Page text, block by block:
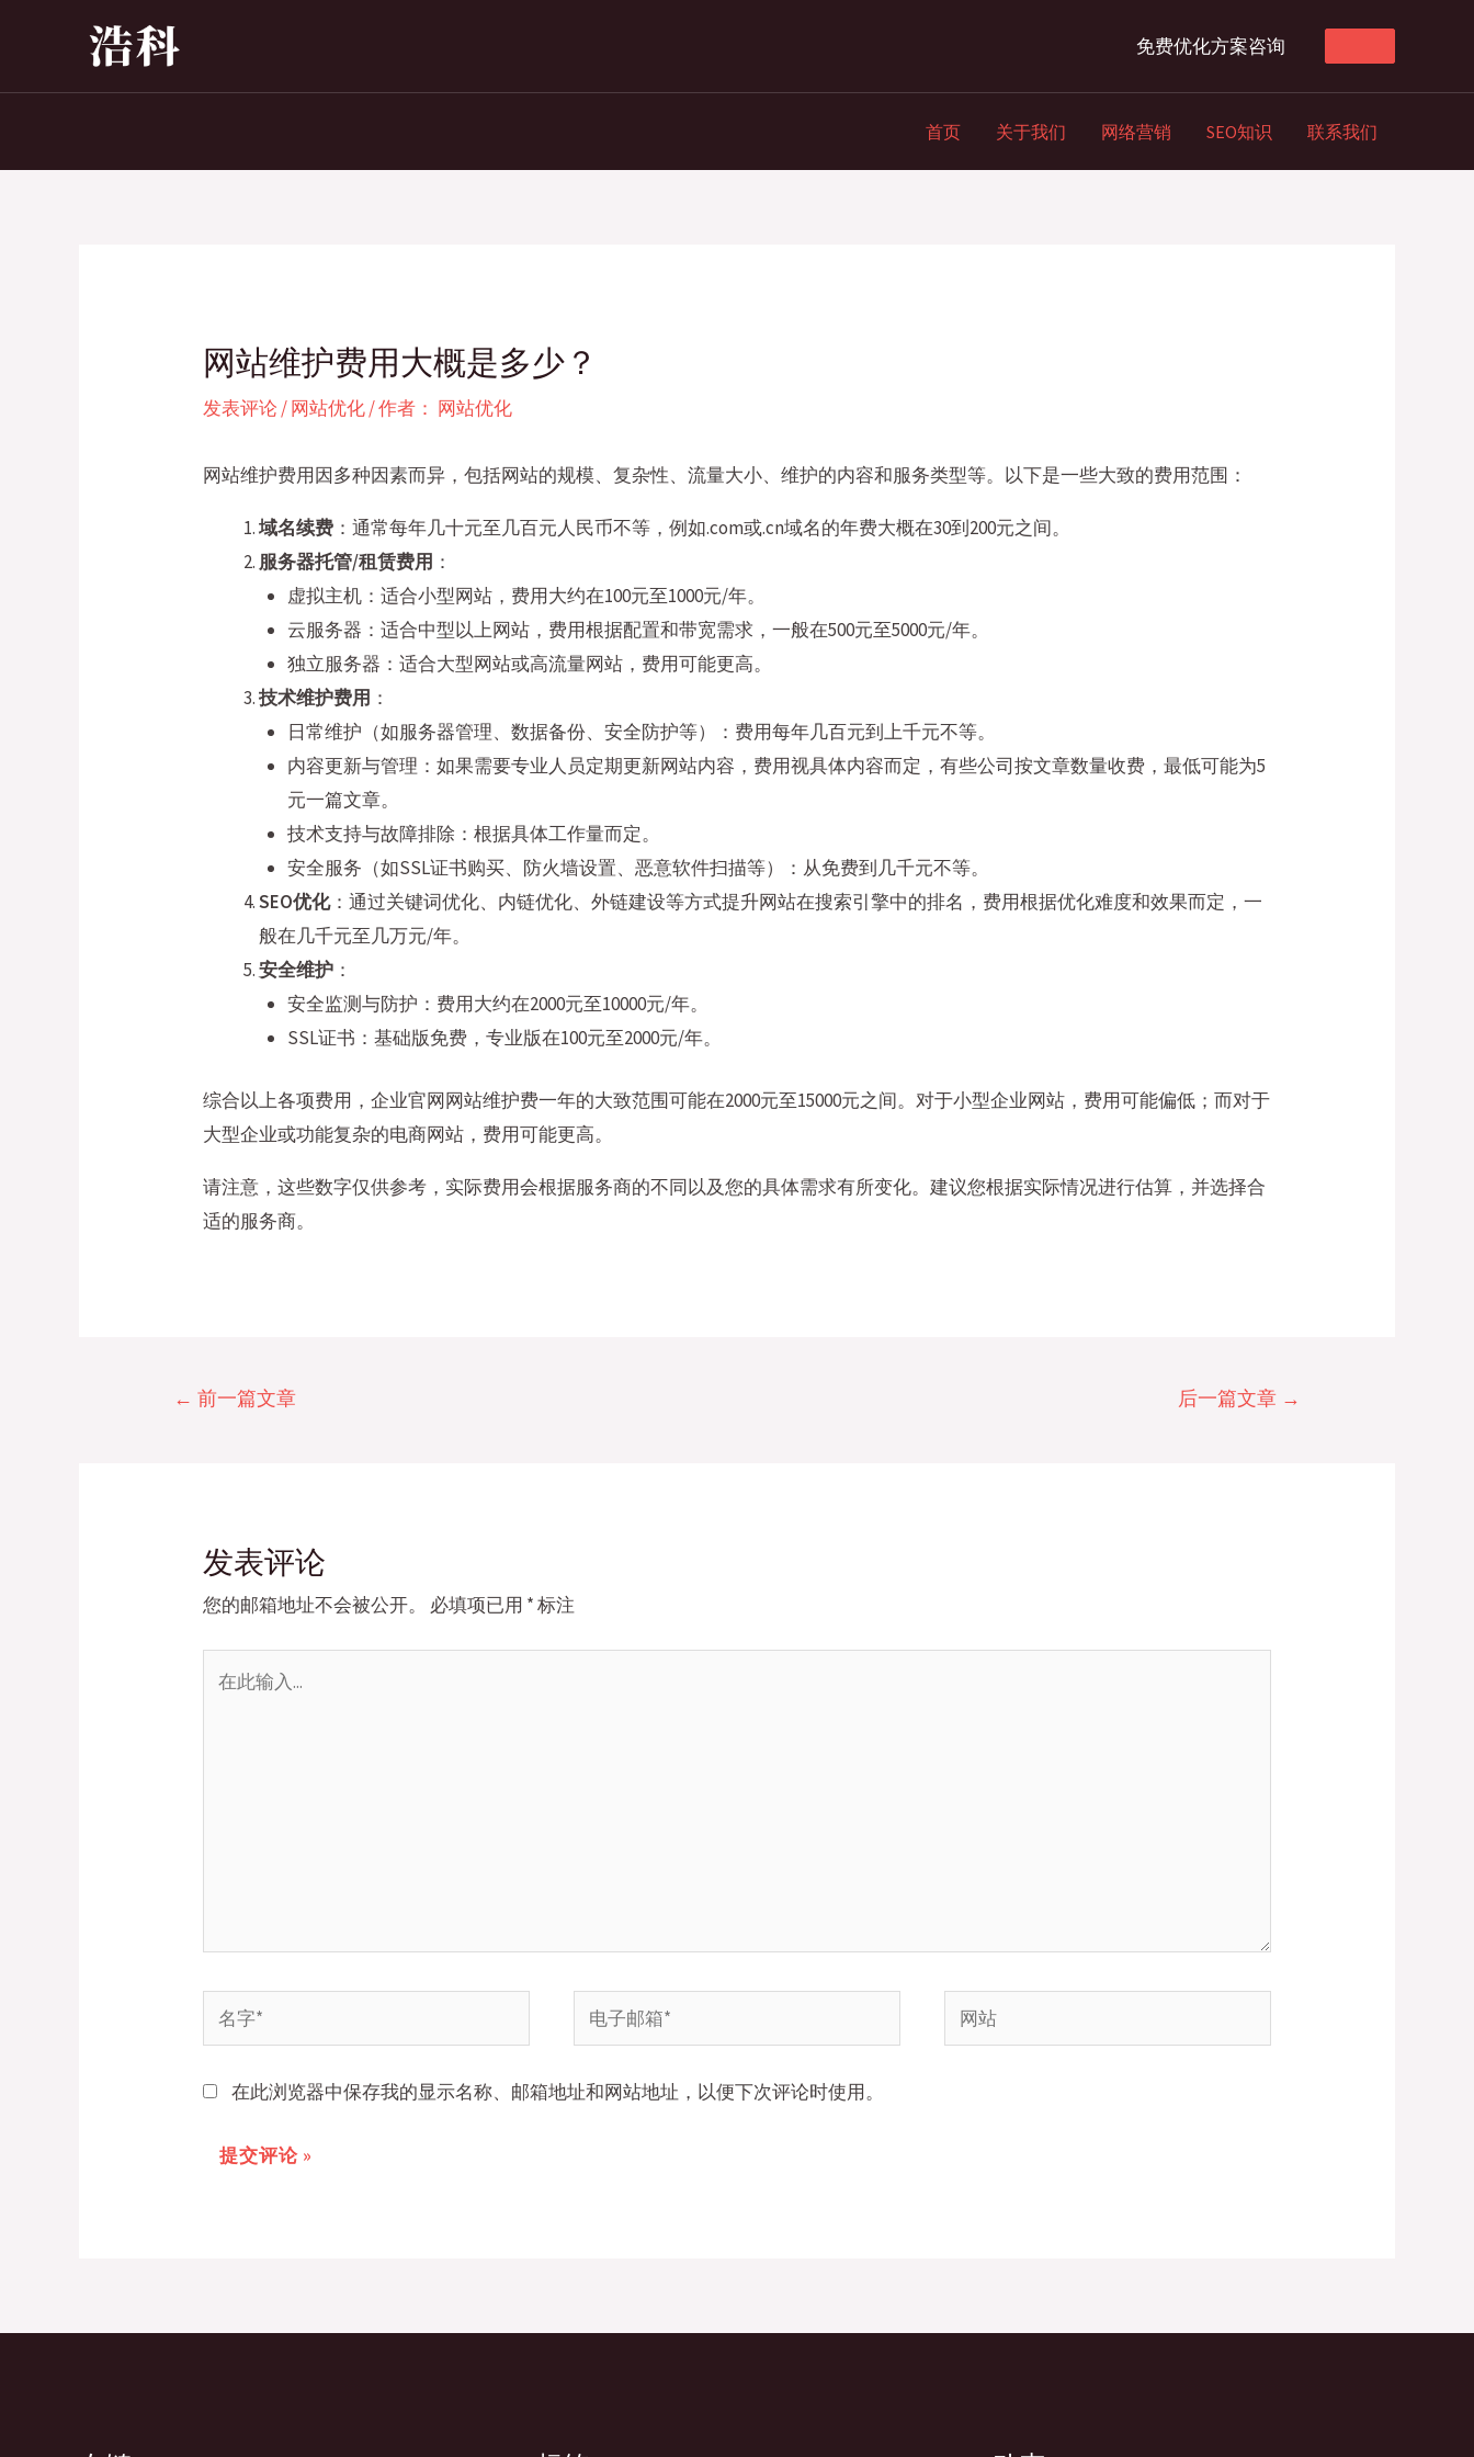
免费优化方案咨询
首页 关于我们 网络营销 SEO知识 联系我们
网站维护费用大概是多少？
发表评论 /网站优化/ 作者： 网站优化
网站维护费用因多种因素而异，包括网站的规模、复杂性、流量大小、维护的内容和服务类型等。以下是一些大致的费用范围：
域名续费 ：通常每年几十元至几百元人民币不等，例如.com或.cn域名的年费大概在30到200元之间。
服务器托管/租赁费用 ：
虚拟主机：适合小型网站，费用大约在100元至1000元/年。
云服务器：适合中型以上网站，费用根据配置和带宽需求，一般在500元至5000元/年。
独立服务器：适合大型网站或高流量网站，费用可能更高。
技术维护费用 ：
日常维护（如服务器管理、数据备份、安全防护等）：费用每年几百元到上千元不等。
内容更新与管理：如果需要专业人员定期更新网站内容，费用视具体内容而定，有些公司按文章数量收费，最低可能为5
元一篇文章。
技术支持与故障排除：根据具体工作量而定。
安全服务（如SSL证书购买、防火墙设置、恶意软件扫描等）：从免费到几千元不等。
SEO优化：通过关键词优化、内链优化、外链建设等方式提升网站在搜索引擎中的排名，费用根据优化难度和效果而定，一
般在几千元至几万元/年。
安全维护 ：
安全监测与防护：费用大约在2000元至10000元/年。
SSL证书：基础版免费，专业版在100元至2000元/年。
综合以上各项费用，企业官网网站维护费一年的大致范围可能在2000元至15000元之间。对于小型企业网站，费用可能偏低；而对于
大型企业或功能复杂的电商网站，费用可能更高。
请注意，这些数字仅供参考，实际费用会根据服务商的不同以及您的具体需求有所变化。建议您根据实际情况进行估算，并选择合
适的服务商。
← 前一篇文章 后一篇文章 →
发表评论
您的邮箱地址不会被公开。 必填项已用 *标注
字
电
子
箱
网
站
在此浏览器中保存我的显示名称、邮箱地址和网站地址，以便下次评论时使用。